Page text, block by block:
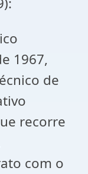
1967,
de
recorre
com o